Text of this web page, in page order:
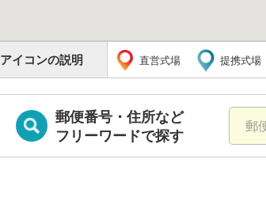
アイコンの説明 直営式場 提携式場
郵便番号・住所など
フリーワードで探す